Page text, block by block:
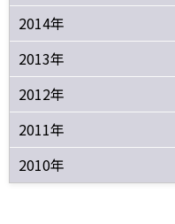
2014年
2013年
2012年
2011年
2010年